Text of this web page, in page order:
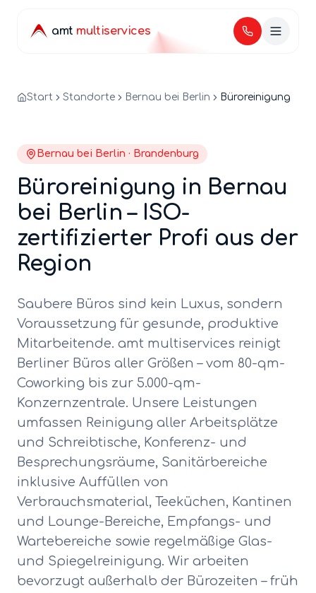
amt multiservices
Start Standorte Bernau bei Berlin Büroreinigung
Bernau bei Berlin · Brandenburg
Büroreinigung in Bernau
bei Berlin – ISO-
zertifizierter Profi aus der
Region
Saubere Büros sind kein Luxus, sondern
Voraussetzung für gesunde, produktive
Mitarbeitende. amt multiservices reinigt
Berliner Büros aller Größen – vom 80-qm-
Coworking bis zur 5.000-qm-
Konzernzentrale. Unsere Leistungen
umfassen Reinigung aller Arbeitsplätze
und Schreibtische, Konferenz- und
Besprechungsräume, Sanitärbereiche
inklusive Auffüllen von
Verbrauchsmaterial, Teeküchen, Kantinen
und Lounge-Bereiche, Empfangs- und
Wartebereiche sowie regelmäßige Glas-
und Spiegelreinigung. Wir arbeiten
bevorzugt außerhalb der Bürozeiten – früh